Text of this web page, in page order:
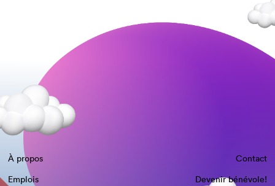
À propos
Contact
Emplois
Devenir bénévole!